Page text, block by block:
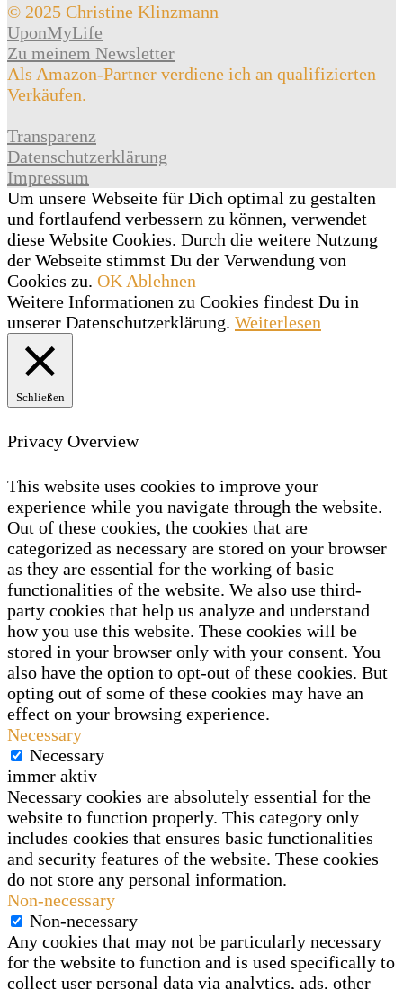
© 2025 Christine Klinzmann
UponMyLife
Zu meinem Newsletter
Als Amazon-Partner verdiene ich an qualifizierten
Verkäufen.
Transparenz
Datenschutzerklärung
Impressum
Um unsere Webseite für Dich optimal zu gestalten
und fortlaufend verbessern zu können, verwendet
diese Website Cookies. Durch die weitere Nutzung
der Webseite stimmst Du der Verwendung von
Cookies zu. OK Ablehnen
Weitere Informationen zu Cookies findest Du in
unserer Datenschutzerklärung. Weiterlesen
Schließen
Privacy Overview
This website uses cookies to improve your
experience while you navigate through the website.
Out of these cookies, the cookies that are
categorized as necessary are stored on your browser
as they are essential for the working of basic
functionalities of the website. We also use third-
party cookies that help us analyze and understand
how you use this website. These cookies will be
stored in your browser only with your consent. You
also have the option to opt-out of these cookies. But
opting out of some of these cookies may have an
effect on your browsing experience.
Necessary
Necessary
immer aktiv
Necessary cookies are absolutely essential for the
website to function properly. This category only
includes cookies that ensures basic functionalities
and security features of the website. These cookies
do not store any personal information.
Non-necessary
Non-necessary
Any cookies that may not be particularly necessary
for the website to function and is used specifically to
collect user personal data via analytics, ads, other